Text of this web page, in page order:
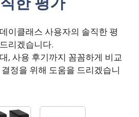
이클래스 사용자의 솔직한 평
리겠습니다.
, 사용 후기까지 꼼꼼하게 비교
정을 위해 도움을 드리겠습니